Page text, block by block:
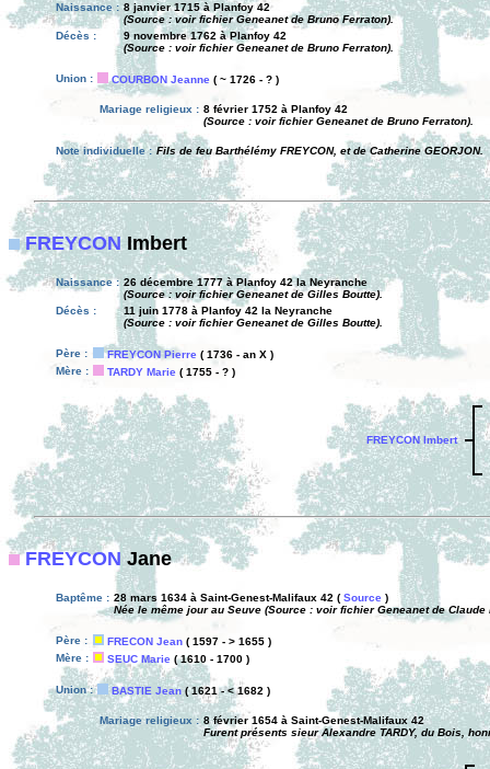
Naissance : 8 janvier 1715 à Planfoy 42
(Source : voir fichier Geneanet de Bruno Ferraton).
Décès :
9 novembre 1762 à Planfoy 42
(Source : voir fichier Geneanet de Bruno Ferraton).
Union : COURBON Jeanne ( ~ 1726 - ? )
Mariage religieux : 8 février 1752 à Planfoy 42
(Source : voir fichier Geneanet de Bruno Ferraton).
Note individuelle : Fils de feu Barthélémy FREYCON, et de Catherine GEORJON.
FREYCONImbert
Naissance : 26 décembre 1777 à Planfoy 42 la Neyranche
(Source : voir fichier Geneanet de Gilles Boutte).
Décès :
11 juin 1778 à Planfoy 42 la Neyranche
(Source : voir fichier Geneanet de Gilles Boutte).
Père : FREYCON Pierre ( 1736 - an X )
Mère :
TARDY Marie ( 1755 - ? )
FREYCON Imbert
FREYCONJane
Baptême : 28 mars 1634 à Saint-Genest-Malifaux 42 ( Source )
Née le même jour au Seuve (Source : voir fichier Geneanet de Claude
Père : FRECON Jean ( 1597 - > 1655 )
Mère :
SEUC Marie ( 1610 - 1700 )
Union : BASTIE Jean( 1621 - < 1682 )
Mariage religieux : 8 février 1654 à Saint-Genest-Malifaux 42
Furent présents sieur Alexandre TARDY, du Bois,